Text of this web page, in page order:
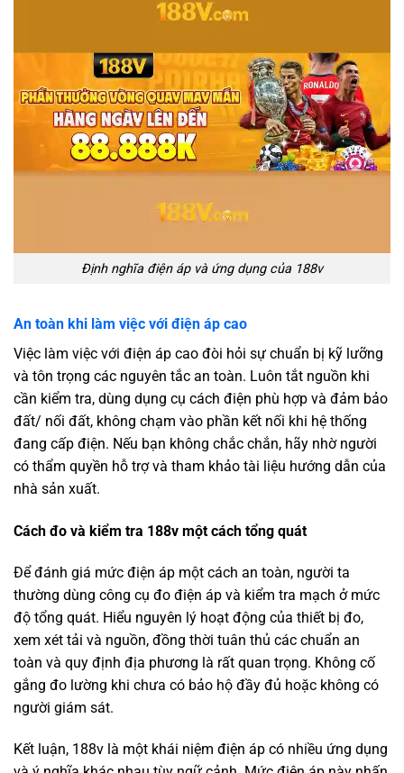
Định nghĩa điện áp và ứng dụng của 188v
An toàn khi làm việc với điện áp cao
Việc làm việc với điện áp cao đòi hỏi sự chuẩn bị kỹ lưỡng
và tôn trọng các nguyên tắc an toàn. Luôn tắt nguồn khi
cần kiểm tra, dùng dụng cụ cách điện phù hợp và đảm bảo
đất/ nối đất, không chạm vào phần kết nối khi hệ thống
đang cấp điện. Nếu bạn không chắc chắn, hãy nhờ người
có thẩm quyền hỗ trợ và tham khảo tài liệu hướng dẫn của
nhà sản xuất.
Cách đo và kiểm tra 188v một cách tổng quát
Để đánh giá mức điện áp một cách an toàn, người ta
thường dùng công cụ đo điện áp và kiểm tra mạch ở mức
độ tổng quát. Hiểu nguyên lý hoạt động của thiết bị đo,
xem xét tải và nguồn, đồng thời tuân thủ các chuẩn an
toàn và quy định địa phương là rất quan trọng. Không cố
gắng đo lường khi chưa có bảo hộ đầy đủ hoặc không có
người giám sát.
Kết luận, 188v là một khái niệm điện áp có nhiều ứng dụng